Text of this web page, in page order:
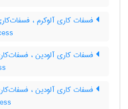
فسفات کاری آلوکرم ،
فسفات کاری آلودین ،
فسفات کاری آلودین ،